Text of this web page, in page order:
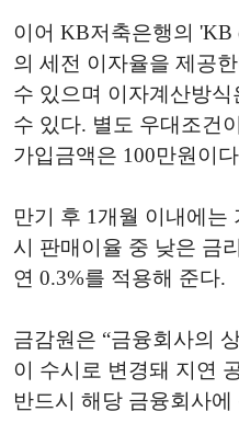
이어 KB저축은행의 'KB
의 세전 이자율을 제공
수 있으며 이자계산방
수 있다. 별도 우대조건
가입금액은 100만원이
만기 후 1개월 이내에는
시 판매이율 중 낮은 금
연 0.3%를 적용해 준다.
금감원은 “금융회사의
이 수시로 변경돼 지연
반드시 해당 금융회사